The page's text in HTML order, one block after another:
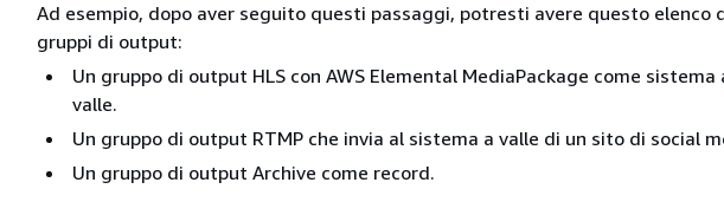
Ad esempio, dopo aver seguito questi passaggi, potresti avere questo elenco
gruppi di output:
Un gruppo di output HLS con AWS Elemental MediaPackage come sistema
valle.
Un gruppo di output RTMP che invia al sistema a valle di un sito di social
Un gruppo di output Archive come record.